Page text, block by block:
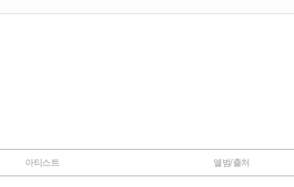
아티스트 앨범/출처